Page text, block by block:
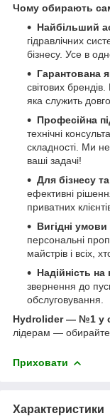
Чому обирають
Найбільший
гідравлічних
бізнесу. Усе в
Гарантована
світових
яка служить довго.
Професійна
технічні
складності. Ми
ваші задачі!
Для бізнесу
ефективні
приватних
Вигідні умови
персональні
майстрів і всіх,
Надійність на
звернення до
обслуговування.
Hydrolider — №1 у
лідерам —
Приховати
Характеристики